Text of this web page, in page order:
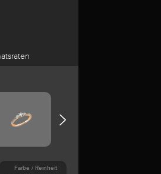
Farbe / Reinheit